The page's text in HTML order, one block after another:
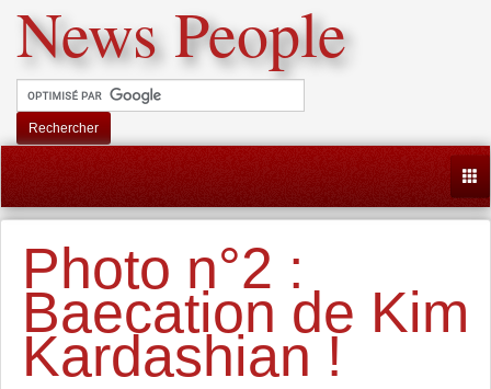
News People
Rechercher
Photo n°2 :
Baecation de Kim
Kardashian !